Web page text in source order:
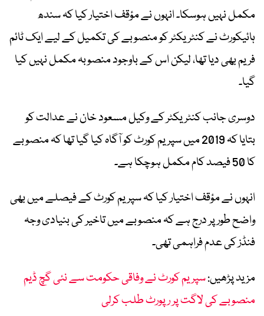
مکمل نہیں ہوسکا۔ انہوں نے مؤقف اختیار کیا کہ سندھ
ہائیکورٹ نے کنٹریکٹر کو منصوبے کی تکمیل کے لیے ایک ٹائم
فریم بھی دیا تھا، لیکن اس کے باوجود منصوبہ مکمل نہیں کیا
گیا۔
دوسری جانب کنٹریکٹر کے وکیل مسعود خان نے عدالت کو
بتایا کہ 2019 میں سپریم کورٹ کو آگاہ کیا گیا تھا کہ منصوبے
کا 50 فیصد کام مکمل ہوچکا ہے۔
انہوں نے مؤقف اختیار کیا کہ سپریم کورٹ کے فیصلے میں بھی
واضح طور پر درج ہے کہ منصوبے میں تاخیر کی بنیادی وجہ
فنڈز کی عدم فراہمی تھی۔
مزید پڑھیں:سپریم کورٹ نے وفاقی حکومت سے نئی گچ ڈیم
منصوبے کی لاگت پر رپورٹ طلب کرلی